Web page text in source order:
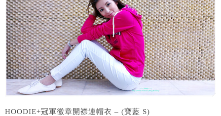
HOODIE+冠軍徽章開襟連帽衣 – (寶藍 S)